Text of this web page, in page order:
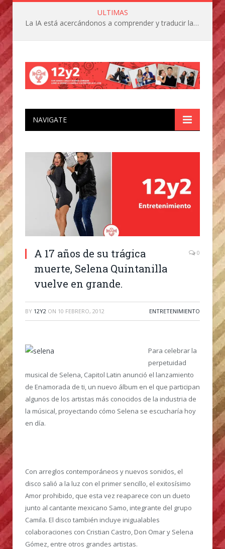
ULTIMAS
La IA está acercándonos a comprender y traducir las vocalizaciones y comportamientos de nuestras mascotas
NAVIGATE
A 17 años de su trágica
muerte, Selena Quintanilla
vuelve en grande.
0
BY 12Y2 ON 10 FEBRERO, 2012 ENTRETENIMIENTO
Para celebrar la
perpetuidad
musical de Selena, Capitol Latin anunció el lanzamiento
de Enamorada de ti, un nuevo álbum en el que participan
algunos de los artistas más conocidos de la industria de
la músical, proyectando cómo Selena se escucharía hoy
en día.
Con arreglos contemporáneos y nuevos sonidos, el
disco salió a la luz con el primer sencillo, el exitosísimo
Amor prohibido, que esta vez reaparece con un dueto
junto al cantante mexicano Samo, integrante del grupo
Camila. El disco también incluye inigualables
colaboraciones con Cristian Castro, Don Omar y Selena
Gómez, entre otros grandes artistas.